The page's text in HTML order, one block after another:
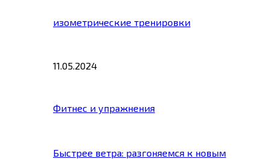
изометрические тренировки
11.05.2024
Фитнес и упражнения
Быстрее ветра: разгоняемся к новым